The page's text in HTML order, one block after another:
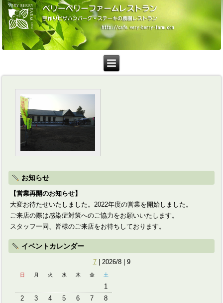
お知らせ
【営業再開のお知らせ】
大変お待たせいたしました。2022年度の営業を開始しました。
ご来店の際は感染症対策へのご協力をお願いいたします。
スタッフ一同、皆様のご来店をお待ちしております。
イベントカレンダー
7| 2026/8 | 9
日 月 火 水 木 金 土
1
2
3 4 5 6 7
8